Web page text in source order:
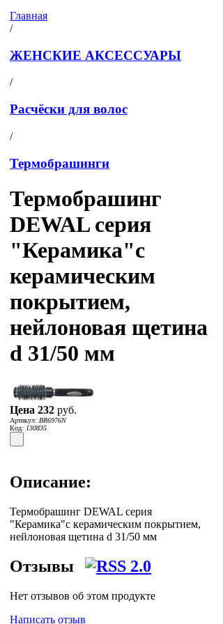
Главная
/
ЖЕНСКИЕ АКСЕССУАРЫ
/
Расчёски для волос
/
Термобрашинги
Термобрашинг
DEWAL серия
"Керамика"с
керамическим
покрытием,
нейлоновая щетина
d 31/50 мм
Цена 232 руб.
Артикул: BR6976N
Код: 130835
Описание:
Термобрашинг DEWAL серия
"Керамика"с керамическим покрытием,
нейлоновая щетина d 31/50 мм
Отзывы
Нет отзывов об этом продукте
Написать отзыв